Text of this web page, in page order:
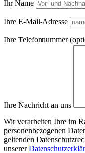
Ihr Name
Ihre E-Mail-Adresse
Ihre Telefonnummer
Ihre Nachricht an uns
Wir verarbeiten Ihre im
personenbezogenen
geltenden
unserer